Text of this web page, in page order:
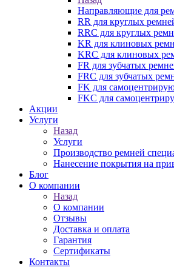
Направляющие для
RR для круглых
RRC для круглых
KR для клиновых
KRC для клиновых
FR для зубчатых
FRC для зубчатых
FK для
FKC для
Акции
Услуги
Назад
Услуги
Производство ремней
Нанесение покрытия на
Блог
О компании
Назад
О компании
Отзывы
Доставка и оплата
Гарантия
Сертификаты
Контакты